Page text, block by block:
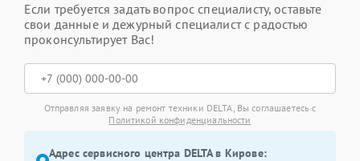
Если требуется задать вопрос специалисту, оставьте
свои данные и дежурный специалист с радостью
проконсультирует Вас!
Отправляя заявку на ремонт техники DELTA, Вы соглашаетесь с
Политикой конфиденциальности
Адрес сервисного центра DELTA в Кирове: